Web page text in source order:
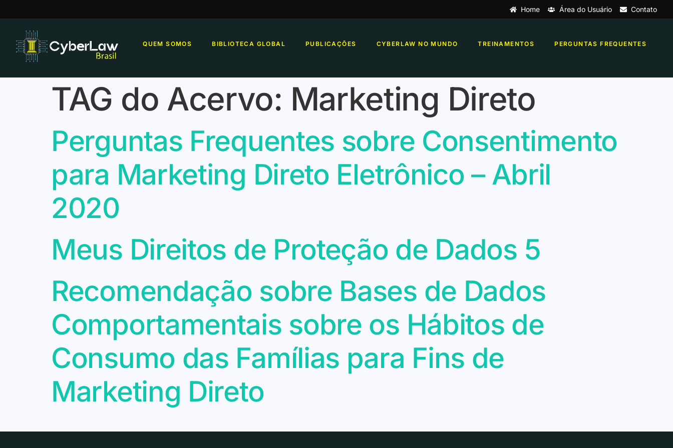
Home Área do Usuário Contato
QUEM SOMOS BIBLIOTECA GLOBAL PUBLICAÇÕES CYBERLAW NO MUNDO TREINAMENTOS PERGUNTAS FREQUENTES
TAG do Acervo: Marketing Direto
Perguntas Frequentes sobre Consentimento
para Marketing Direto Eletrônico – Abril
2020
Meus Direitos de Proteção de Dados 5
Recomendação sobre Bases de Dados
Comportamentais sobre os Hábitos de
Consumo das Famílias para Fins de
Marketing Direto